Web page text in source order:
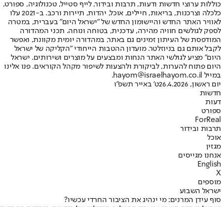
כוללות ערוצי חדשות ודעות, תרבות ובידור, לייף סטייל, טכנולוגיה, ספורט,
כלכלה וצרכנות, בריאות, חיילים, אוכל, יהדות, תיירות ורכב. ב-2021 עלו
לאוויר האתר החדש והיישומון החדש של "ישראל היום" בעברית, במטרה
לספק לגולשים חוויה מהירה, עדכנית, בטוחה ונוחה. תכני המהדורה
המודפסת של העיתון זמינים גם באתר, במהדורה יומית מקוונת, ואפשר
לקבל אותם גם בניוזלטר. מועדון ההטבות הייחודי "הקליקה של ישראל
היום" מציע לגולשי האתר הנחות ומבצעים על מוצרים ושירותים. ישראל
היום פתוח להערות, לביקורת ולהצעות לשיפור מקהל הקוראים. פנו אלינו
במייל hayom@israelhayom.co.il.
יום ראשון, 26.4.2026
ט' באייר תשפ"ו
חדשות
דעות
ספורט
ForReal
תרבות ובידור
אוכל
מגזין
אנחנו מגייסים
English
X
מוספים
ישראל השבוע
סוף עידן המרנים: מי ינהיג את הציבור החרדי עכשיו?